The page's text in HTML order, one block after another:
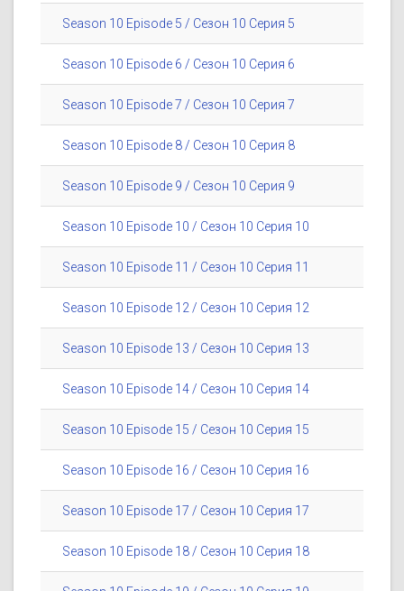
Season 10 Episode 5 / Сезон 10 Серия 5
Season 10 Episode 6 / Сезон 10 Серия 6
Season 10 Episode 7 / Сезон 10 Серия 7
Season 10 Episode 8 / Сезон 10 Серия 8
Season 10 Episode 9 / Сезон 10 Серия 9
Season 10 Episode 10 / Сезон 10 Серия 10
Season 10 Episode 11 / Сезон 10 Серия 11
Season 10 Episode 12 / Сезон 10 Серия 12
Season 10 Episode 13 / Сезон 10 Серия 13
Season 10 Episode 14 / Сезон 10 Серия 14
Season 10 Episode 15 / Сезон 10 Серия 15
Season 10 Episode 16 / Сезон 10 Серия 16
Season 10 Episode 17 / Сезон 10 Серия 17
Season 10 Episode 18 / Сезон 10 Серия 18